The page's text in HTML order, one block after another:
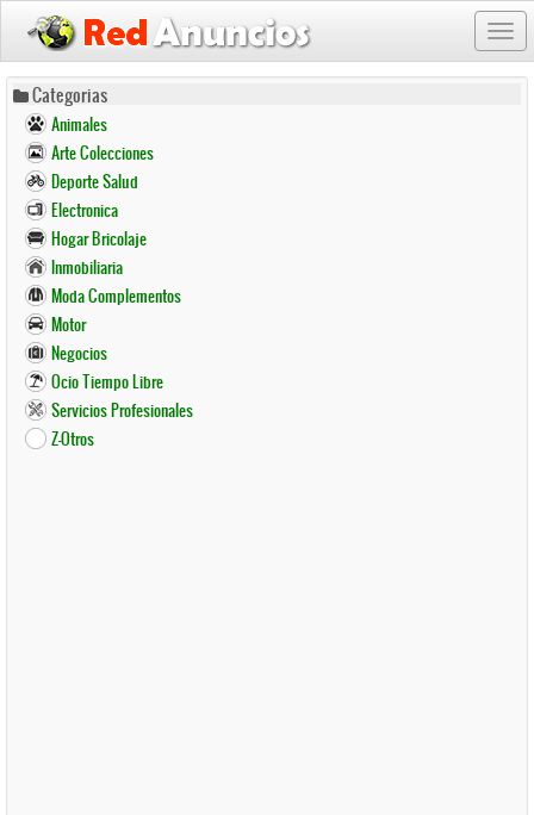
Pasar
contenido
principal
Categorias
Animales
Arte Colecciones
Deporte Salud
Electronica
Hogar Bricolaje
Inmobiliaria
Moda Complementos
Motor
Negocios
Ocio Tiempo Libre
Servicios Profesionales
Z-Otros